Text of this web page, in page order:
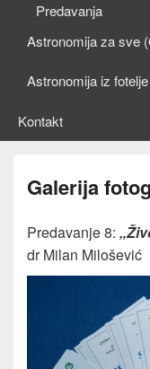
Predavanja
Astronomija za sve
Astronomija iz
Kontakt
Galerija
Predavanje 8:
dr Milan Milošević